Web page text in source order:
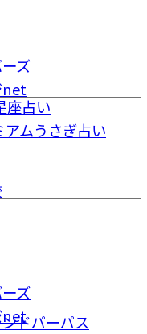
座占い
ムうさぎ占い
ズ
net
ズ
netドパーパス